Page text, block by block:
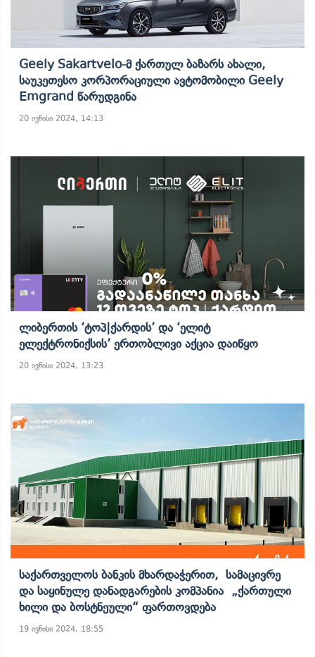
Geely Sakartvelo-Მ Ქართულ Ბაზარს Ახალი,
Საუკეთესო Კორპორაციული Ავტომობილი Geely
Emgrand Წარუდგინა
20 ივნისი 2024, 14:13
Ლიბერთის ‘ტოპ|ქარდის’ Და ‘ელიტ
Ელექტრონიქსის’ Ერთობლივი Აქცია Დაიწყო
20 ივნისი 2024, 13:23
Საქართველოს Ბანკის Მხარდაჭერით, Სამაცივრე
Და Საყინულე Დანადგარების Კომპანია „ქართული
Ხილი Და Ბოსტნეული“ Ფართოვდება
19 ივნისი 2024, 18:55